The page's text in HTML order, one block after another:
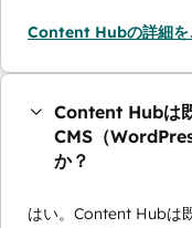
Content Hubの詳細を
Content Hubは
CMS（
か？
はい。Content Hubは